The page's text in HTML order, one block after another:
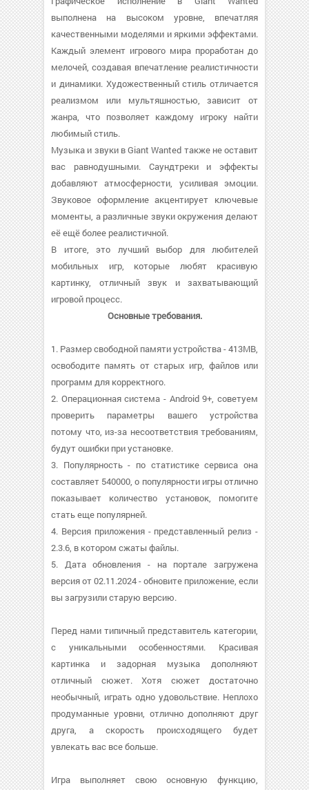
выполнена на высоком уровне, впечатляя
качественными моделями и яркими эффектами.
Каждый элемент игрового мира проработан до
мелочей, создавая впечатление реалистичности
и динамики. Художественный стиль отличается
реализмом или мультяшностью, зависит от
жанра, что позволяет каждому игроку найти
любимый стиль.
Музыка и звуки в Giant Wanted также не оставит
вас равнодушными. Саундтреки и эффекты
добавляют атмосферности, усиливая эмоции.
Звуковое оформление акцентирует ключевые
моменты, а различные звуки окружения делают
её ещё более реалистичной.
В итоге, это лучший выбор для любителей
мобильных игр, которые любят красивую
картинку, отличный звук и захватывающий
игровой процесс.
Основные требования.
1. Размер свободной памяти устройства - 413MB,
освободите память от старых игр, файлов или
программ для корректного.
2. Операционная система - Android 9+, советуем
проверить параметры вашего устройства
потому что, из-за несоответствия требованиям,
будут ошибки при установке.
3. Популярность - по статистике сервиса она
составляет 540000, о популярности игры отлично
показывает количество установок, помогите
стать еще популярней.
4. Версия приложения - представленный релиз -
2.3.6, в котором сжаты файлы.
5. Дата обновления - на портале загружена
версия от 02.11.2024 - обновите приложение, если
вы загрузили старую версию.
Перед нами типичный представитель категории,
с уникальными особенностями. Красивая
картинка и задорная музыка дополняют
отличный сюжет. Хотя сюжет достаточно
необычный, играть одно удовольствие. Неплохо
продуманные уровни, отлично дополняют друг
друга, а скорость происходящего будет
увлекать вас все больше.
Игра выполняет свою основную функцию,